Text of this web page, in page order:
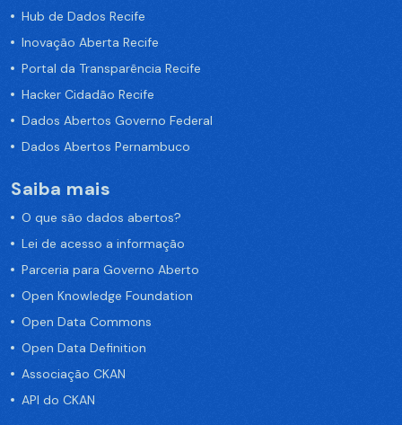
Hub de Dados Recife
Inovação Aberta Recife
Portal da Transparência Recife
Hacker Cidadão Recife
Dados Abertos Governo Federal
Dados Abertos Pernambuco
Saiba mais
O que são dados abertos?
Lei de acesso a informação
Parceria para Governo Aberto
Open Knowledge Foundation
Open Data Commons
Open Data Definition
Associação CKAN
API do CKAN